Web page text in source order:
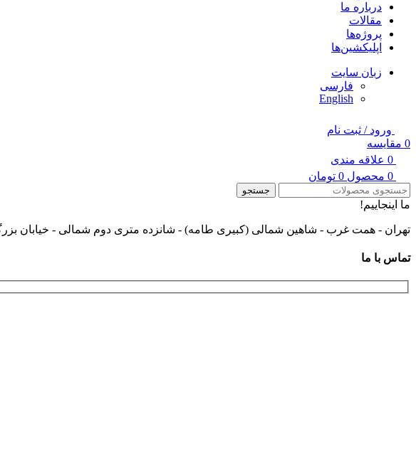
درباره ما
مقالات
پروژه‌ها
اپلیکشین‌ها
زبان سایت
فارسی
English
ورود / ثبت نام
0 مقایسه
0 علاقه مندی
0 محصول 0 تومان
جستجو
ما اینجاییم!
تهران - همت غرب - شاهین شمالی (کبیری طامه) - شانزده متری دوم شمالی - خیابان
تماس با ما